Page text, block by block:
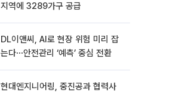
지역에 3289가구 공급
DL이앤씨, AI로 현장 위험 미리 잡
는다⋯안전관리 ‘예측’ 중심 전환
현대엔지니어링, 중진공과 협력사